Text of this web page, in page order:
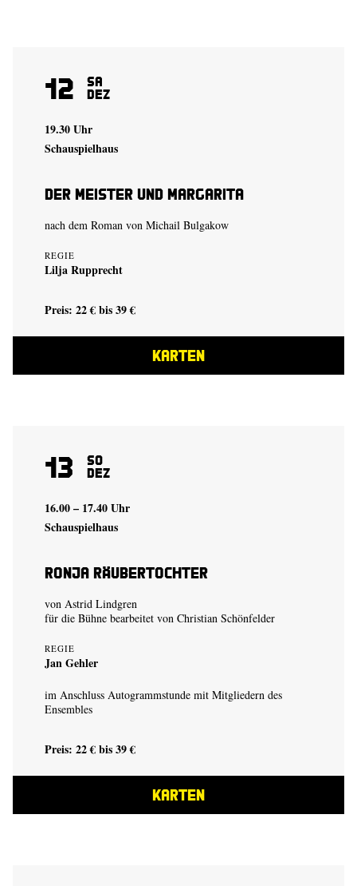
12 Sa
Dez
19.30 Uhr
Schauspielhaus
Der Meister und Margarita
nach dem Roman von Michail Bulgakow
REGIE
Lilja Rupprecht
Preis: 22 € bis 39 €
KARTEN
13 So
Dez
16.00 – 17.40 Uhr
Schauspielhaus
Ronja Räubertochter
von Astrid Lindgren
für die Bühne bearbeitet von Christian Schönfelder
REGIE
Jan Gehler
im Anschluss Autogrammstunde mit Mitgliedern des
Ensembles
Preis: 22 € bis 39 €
KARTEN